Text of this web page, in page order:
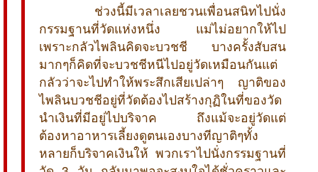
ช่วงนี้มีเวลาเลยชวนเพื่อนสนิทไปนั่ง
กรรมฐานที่วัดแห่งหนึ่ง แม่ไม่อยากให้ไป
เพราะกลัวไพลินคิดจะบวชชี บางครั้งสับสน
มากๆก็คิดที่จะบวชชีหนีไปอยู่วัดเหมือนกันแต่
กลัวว่าจะไปทำให้พระสึกเสียเปล่าๆ ญาติของ
ไพลินบวชชีอยู่ที่วัดต้องไปสร้างกุฏิในที่ของวัด
นำเงินที่มีอยู่ไปบริจาค ถึงแม้จะอยู่วัดแต่
ต้องหาอาหารเลี้ยงดูตนเองบางทีญาติๆทั้ง
หลายก็บริจาคเงินให้ พวกเราไปนั่งกรรมฐานที่